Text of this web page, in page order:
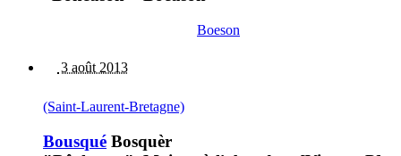
Boeson
3 août 2013
(Saint-Laurent-Bretagne)
Bousqué Bosquèr